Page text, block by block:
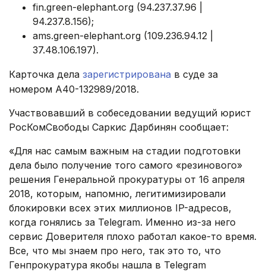
fin.green-elephant.org (94.237.37.96 |
94.237.8.156);
ams.green-elephant.org (109.236.94.12 |
37.48.106.197).
Карточка дела зарегистрирована в суде за
номером A40-132989/2018.
Участвовавший в собеседовании ведущий юрист
РосКомСвободы Саркис Дарбинян сообщает:
«Для нас самым важным на стадии подготовки
дела было получение того самого «резинового»
решения Генеральной прокуратуры от 16 апреля
2018, которым, напомню, легитимизировали
блокировки всех этих миллионов IP-адресов,
когда гонялись за Telegram. Именно из-за него
сервис Доверителя плохо работал какое-то время.
Все, что мы знаем про него, так это то, что
Генпрокуратура якобы нашла в Telegram